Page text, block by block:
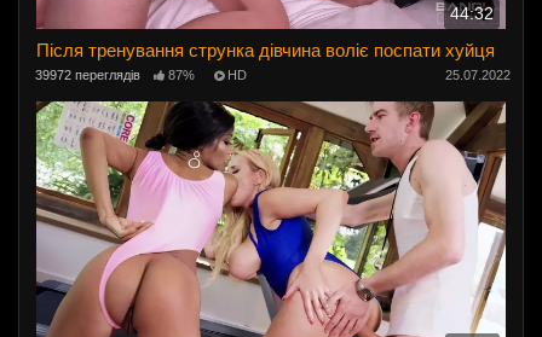
44:32
Після тренування струнка дівчина воліє поспати хуйця
39972 переглядів 87% HD 25.07.2022